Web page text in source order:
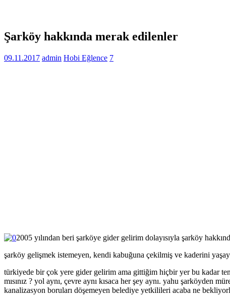
Şarköy hakkında merak edilenler
09.11.2017 admin Hobi Eğlence 7
2005 yılından beri şarköye gider gelirim dolayısıyla şarköy
şarköy gelişmek istemeyen, kendi kabuğuna çekilmiş ve kaderini
türkiyede bir çok yere gider gelirim ama gittiğim hiçbir yer bu kadar
mısınız ? yol aynı, çevre aynı kısaca her şey aynı. yahu şarköyden
kanalizasyon boruları döşemeyen belediye yetkilileri acaba ne